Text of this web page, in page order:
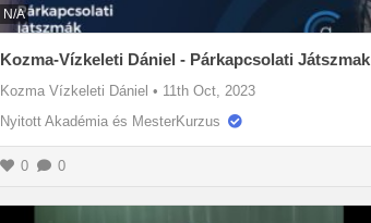
N/A
Kozma-Vízkeleti Dániel - Párkapcsolati Játszmak
Kozma Vízkeleti Dániel • 11th Oct, 2023
Nyitott Akadémia és MesterKurzus
0 0